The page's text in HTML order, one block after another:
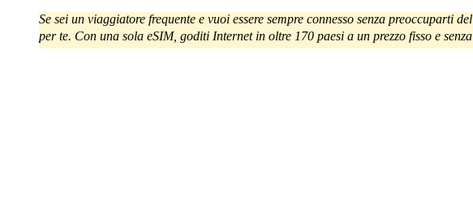
Se sei un viaggiatore frequente e vuoi essere sempre connesso senza preoccuparti
per te. Con una sola eSIM, goditi Internet in oltre 170 paesi a un prezzo fisso e